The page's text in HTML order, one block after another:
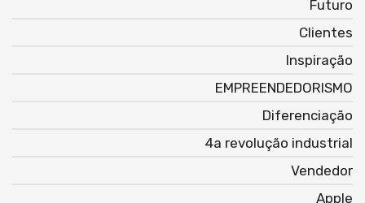
Futuro
Clientes
Inspiração
EMPREENDEDORISMO
Diferenciação
4a revolução industrial
Vendedor
Apple